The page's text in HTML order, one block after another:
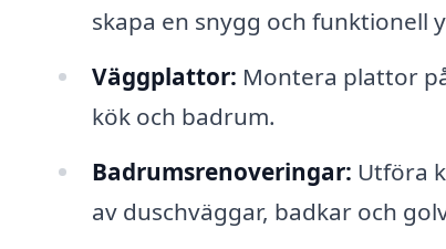
skapa en snygg och funktionell
Väggplattor: Montera plattor
kök och badrum.
Badrumsrenoveringar: Utföra
av duschväggar, badkar och